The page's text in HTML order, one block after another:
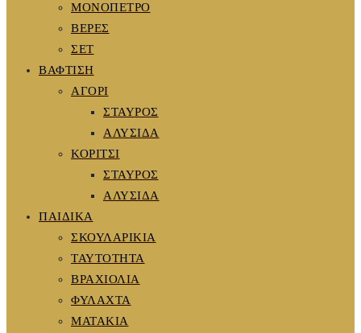
ΜΟΝΟΠΕΤΡΟ
ΒΕΡΕΣ
ΣΕΤ
ΒΑΦΤΙΣΗ
ΑΓΟΡΙ
ΣΤΑΥΡΟΣ
ΑΛΥΣΙΔΑ
ΚΟΡΙΤΣΙ
ΣΤΑΥΡΟΣ
ΑΛΥΣΙΔΑ
ΠΑΙΔΙΚΑ
ΣΚΟΥΛΑΡΙΚΙΑ
ΤΑΥΤΟΤΗΤΑ
ΒΡΑΧΙΟΛΙΑ
ΦΥΛΑΧΤΑ
ΜΑΤΑΚΙΑ